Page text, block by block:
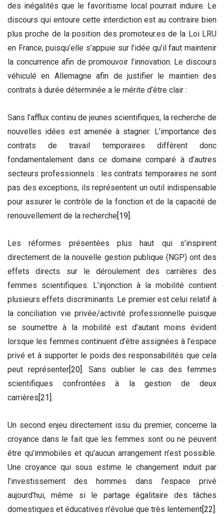
des inégalités que le favoritisme local pourrait induire. Le
discours qui entoure cette interdiction est au contraire bien
plus proche de la position des promoteur.es de la Loi LRU
en France, puisqu’elle s’appuie sur l’idée qu’il faut maintenir
la concurrence afin de promouvoir l’innovation. Le discours
véhiculé en Allemagne afin de justifier le maintien des
contrats à durée déterminée a le mérite d’être clair :
Sans l’afflux continu de jeunes scientifiques, la recherche de
nouvelles idées est amenée à stagner. L’importance des
contrats de travail temporaires diffèrent donc
fondamentalement dans ce domaine comparé à d’autres
secteurs professionnels : les contrats temporaires ne sont
pas des exceptions, ils représentent un outil indispensable
pour assurer le contrôle de la fonction et de la capacité de
renouvellement de la recherche[19].
Les réformes présentées plus haut qui s’inspirent
directement de la nouvelle gestion publique (NGP) ont des
effets directs sur le déroulement des carrières des
femmes scientifiques. L’injonction à la mobilité contient
plusieurs effets discriminants. Le premier est celui relatif à
la conciliation vie privée/activité professionnelle puisque
se soumettre à la mobilité est d’autant moins évident
lorsque les femmes continuent d’être assignées à l’espace
privé et à supporter le poids des responsabilités que cela
peut représenter[20]. Sans oublier le cas des femmes
scientifiques confrontées à la gestion de deux
carrières[21].
Un second enjeu directement issu du premier, concerne la
croyance dans le fait que les femmes sont ou ne peuvent
être qu’immobiles et qu’aucun arrangement n’est possible.
Une croyance qui sous estime le changement induit par
l’investissement des hommes dans l’espace privé
aujourd’hui, même si le partage égalitaire des tâches
domestiques et éducatives n’évolue que très lentement [22] .